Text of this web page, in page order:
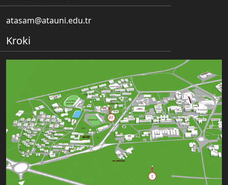
atasam@atauni.edu.tr
Kroki